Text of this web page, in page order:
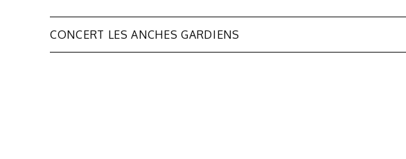
Navigation
de
CONCERT LES ANCHES GARDIENS